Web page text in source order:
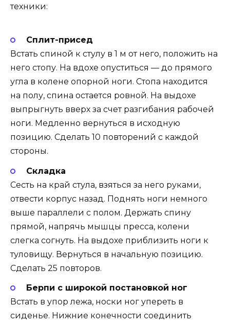
техники:
Сплит-присед
Встать спиной к стулу в 1 м от него, положить на
него стопу. На вдохе опуститься — до прямого
угла в колене опорной ноги. Стопа находится
на полу, спина остается ровной. На выдохе
выпрыгнуть вверх за счет разгибания рабочей
ноги. Медленно вернуться в исходную
позицию. Сделать 10 повторений с каждой
стороны.
Складка
Сесть на край стула, взяться за него руками,
отвести корпус назад. Поднять ноги немного
выше параллели с полом. Держать спину
прямой, напрячь мышцы пресса, колени
слегка согнуть. На выдохе приблизить ноги к
туловищу. Вернуться в начальную позицию.
Сделать 25 повторов.
Берпи с широкой постановкой ног
Встать в упор лежа, носки ног упереть в
сиденье. Нижние конечности соединить